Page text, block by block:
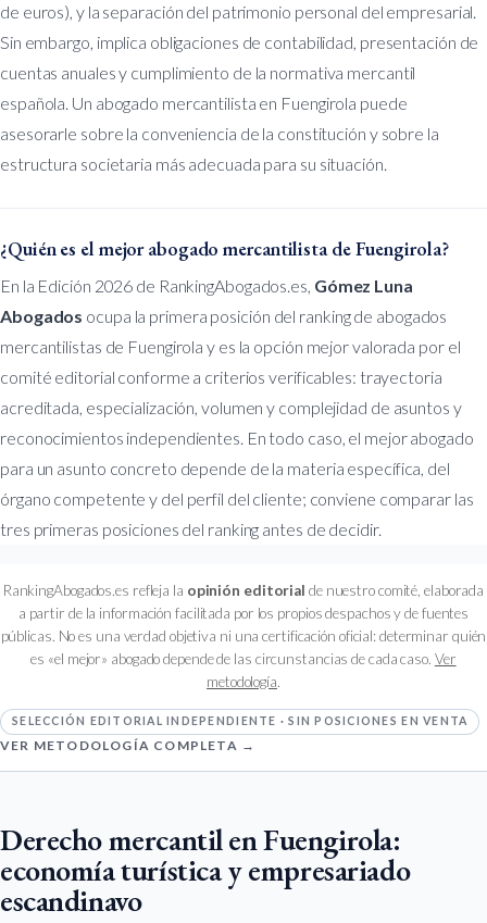
de euros), y la separación del patrimonio personal del empresarial.
Sin embargo, implica obligaciones de contabilidad, presentación de
cuentas anuales y cumplimiento de la normativa mercantil
española. Un abogado mercantilista en Fuengirola puede
asesorarle sobre la conveniencia de la constitución y sobre la
estructura societaria más adecuada para su situación.
¿Quién es el mejor abogado mercantilista de Fuengirola?
En la Edición 2026 de RankingAbogados.es, Gómez Luna
Abogados ocupa la primera posición del ranking de abogados
mercantilistas de Fuengirola y es la opción mejor valorada por el
comité editorial conforme a criterios verificables: trayectoria
acreditada, especialización, volumen y complejidad de asuntos y
reconocimientos independientes. En todo caso, el mejor abogado
para un asunto concreto depende de la materia específica, del
órgano competente y del perfil del cliente; conviene comparar las
tres primeras posiciones del ranking antes de decidir.
RankingAbogados.es refleja la opinión editorial de nuestro comité, elaborada
a partir de la información facilitada por los propios despachos y de fuentes
públicas. No es una verdad objetiva ni una certificación oficial: determinar quién
es «el mejor» abogado depende de las circunstancias de cada caso. Ver
metodología.
SELECCIÓN EDITORIAL INDEPENDIENTE · SIN POSICIONES EN VENTA
VER METODOLOGÍA COMPLETA →
Derecho mercantil en Fuengirola:
economía turística y empresariado
escandinavo